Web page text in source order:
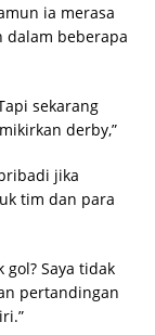
ia merasa
dalam beberapa
sekarang
derby,”
jika
tim dan para
gol? Saya tidak
pertandingan